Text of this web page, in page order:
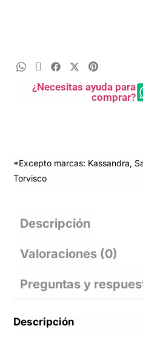
¿Necesitas ayuda para
comprar?
*Excepto marcas: Kassandra,
Torvisco
Descripción
Valoraciones (0)
Preguntas y
Descripción